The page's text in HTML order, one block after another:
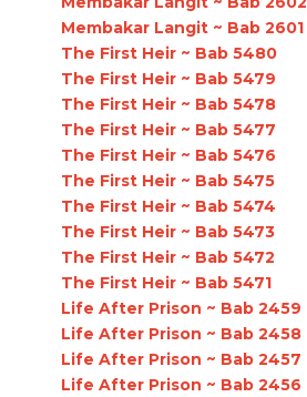
Membakar Langit ~ Bab 2601
The First Heir ~ Bab 5480
The First Heir ~ Bab 5479
The First Heir ~ Bab 5478
The First Heir ~ Bab 5477
The First Heir ~ Bab 5476
The First Heir ~ Bab 5475
The First Heir ~ Bab 5474
The First Heir ~ Bab 5473
The First Heir ~ Bab 5472
The First Heir ~ Bab 5471
Life After Prison ~ Bab 2459
Life After Prison ~ Bab 2458
Life After Prison ~ Bab 2457
Life After Prison ~ Bab 2456